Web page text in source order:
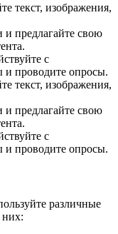
текст, изображения,
и предлагайте свою
с
и проводите опросы.
текст, изображения,
и предлагайте свою
с
и проводите опросы.
различные